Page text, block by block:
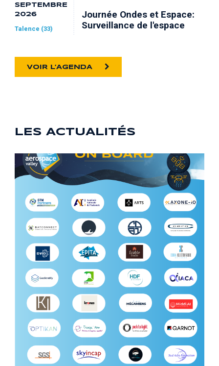
SEPTEMBRE
2026
Talence (33)
Journée Ondes et Espace:
Surveillance de l'espace
VOIR L’AGENDA
LES ACTUALITÉS